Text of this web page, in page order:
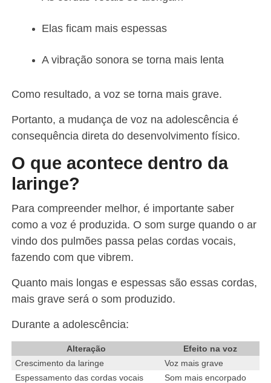
Elas ficam mais espessas
A vibração sonora se torna mais lenta
Como resultado, a voz se torna mais grave.
Portanto, a mudança de voz na adolescência é
consequência direta do desenvolvimento físico.
O que acontece dentro da
laringe?
Para compreender melhor, é importante saber
como a voz é produzida. O som surge quando o ar
vindo dos pulmões passa pelas cordas vocais,
fazendo com que vibrem.
Quanto mais longas e espessas são essas cordas,
mais grave será o som produzido.
Durante a adolescência:
Alteração
Efeito na voz
Crescimento da laringe
Voz mais grave
Espessamento das cordas vocais
Som mais encorpado